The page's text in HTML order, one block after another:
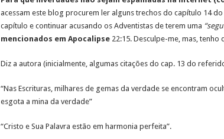
acessam este blog procurem ler alguns trechos do capítulo 14
capítulo e continuar acusando os Adventistas de terem uma
mencionados em Apocalipse22:15. Desculpe-me, mas, tenho
Diz a autora (inicialmente, algumas citações do cap. 13 do
“Nas Escrituras, milhares de gemas da verdade se encontram
esgota a mina da verdade”
“Cristo e Sua Palavra estão em harmonia perfeita”.